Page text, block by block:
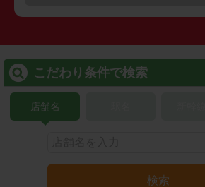
こだわり条件で検索
店舗名
検索